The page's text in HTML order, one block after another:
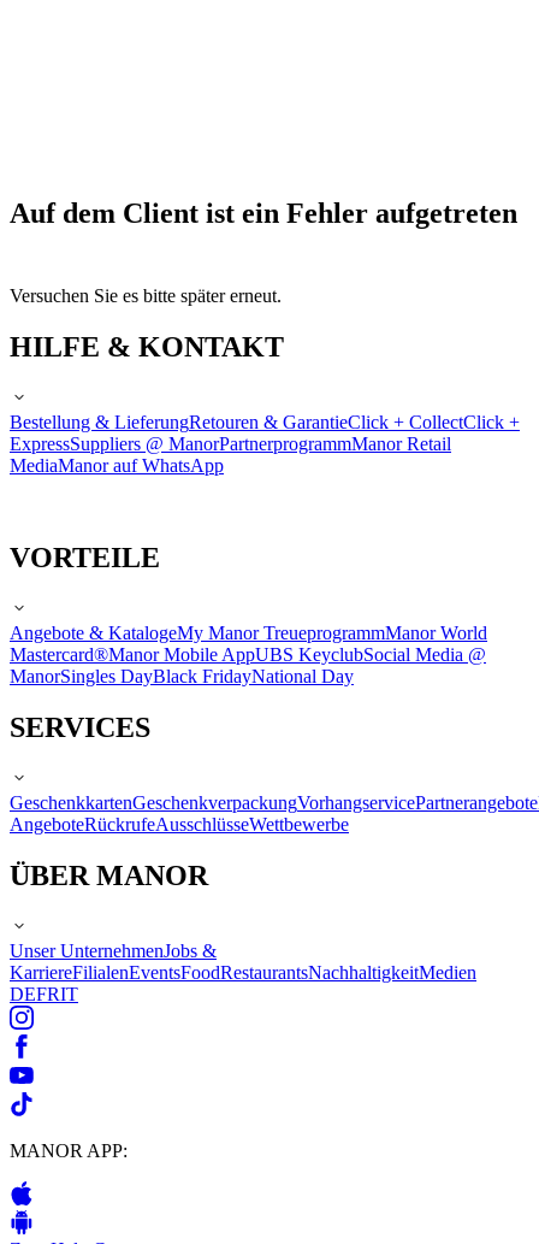
Auf dem Client ist ein Fehler aufgetreten
Versuchen Sie es bitte später erneut.
HILFE & KONTAKT
Bestellung & LieferungRetouren & GarantieClick + CollectClick +
ExpressSuppliers @ ManorPartnerprogrammManor Retail
MediaManor auf WhatsApp
VORTEILE
Angebote & KatalogeMy Manor TreueprogrammManor World
Mastercard®Manor Mobile AppUBS KeyclubSocial Media @
ManorSingles DayBlack FridayNational Day
SERVICES
GeschenkkartenGeschenkverpackungVorhangservicePartnerangebote
AngeboteRückrufeAusschlüsseWettbewerbe
ÜBER MANOR
Unser UnternehmenJobs &
KarriereFilialenEventsFoodRestaurantsNachhaltigkeitMedien
DEFRIT
MANOR APP: